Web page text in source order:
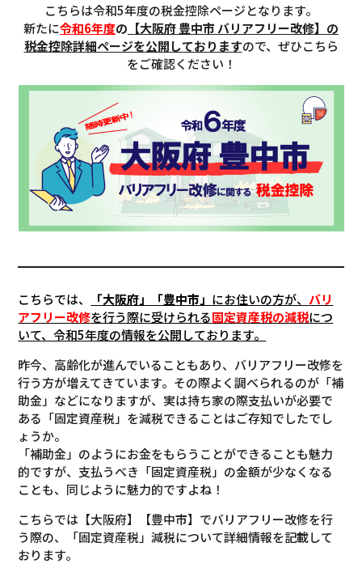
こちらは令和5年度の税金控除ページとなります。
新たに令和6年度の 【大阪府 豊中市 バリアフリー改修】の
税金控除詳細ページを公開しておりますので、ぜひこちら
をご確認ください！
こちらでは、 「大阪府」「豊中市」 にお住いの方が、 バリ
アフリー改修を行う際に受けられる固定資産税の減税につ
いて、令和5年度の情報を公開しております。
昨今、高齢化が進んでいることもあり、バリアフリー改修を
行う方が増えてきています。その際よく調べられるのが「補
助金」などになりますが、実は持ち家の際支払いが必要で
ある「固定資産税」を減税できることはご存知でしたでし
ょうか。
「補助金」のようにお金をもらうことができることも魅力
的ですが、支払うべき「固定資産税」の金額が少なくなる
ことも、同じように魅力的ですよね！
こちらでは【大阪府】【豊中市】でバリアフリー改修を行
う際の、「固定資産税」減税について詳細情報を記載して
おります。